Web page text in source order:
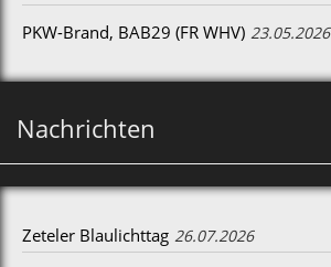
PKW-Brand, BAB29 (FR WHV) 23.05.2026
Nachrichten
Zeteler Blaulichttag 26.07.2026